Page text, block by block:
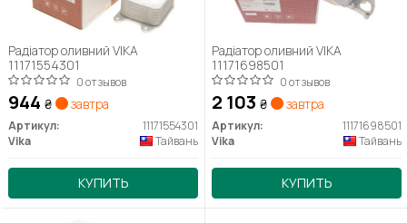
Радіатор оливний VIKA
11171554301
0 отзывов
944 ₴ завтра
Артикул:
11171554301
Vika
Тайвань
КУПИТЬ
Радіатор оливний VIKA
11171698501
0 отзывов
2 103 ₴ завтра
Артикул:
11171698501
Vika
Тайвань
КУПИТЬ